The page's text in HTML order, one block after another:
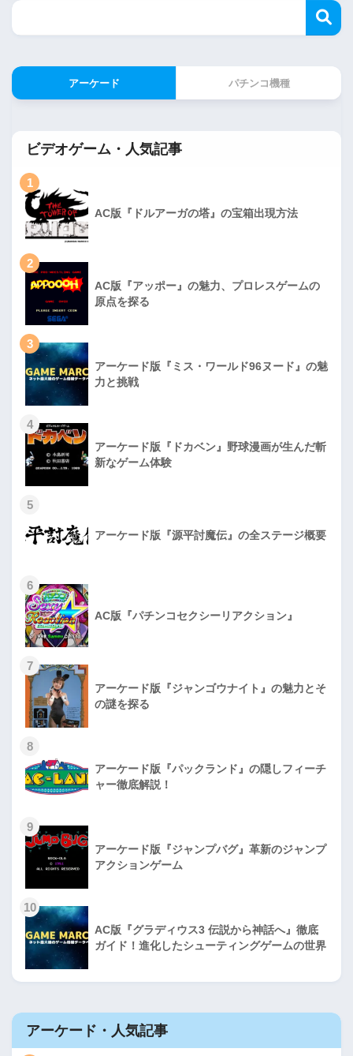
アーケード パチンコ機種
ビデオゲーム・人気記事
1
AC版『ドルアーガの塔』の宝箱出現方法
2
AC版『アッポー』の魅力、プロレスゲームの
原点を探る
3
アーケード版『ミス・ワールド96ヌード』の魅
力と挑戦
4
アーケード版『ドカベン』野球漫画が生んだ斬
新なゲーム体験
5
アーケード版『源平討魔伝』の全ステージ概要
6
AC版『パチンコセクシーリアクション』
7
アーケード版『ジャンゴウナイト』の魅力とそ
の謎を探る
8
アーケード版『パックランド』の隠しフィーチ
ャー徹底解説！
9
アーケード版『ジャンプバグ』革新のジャンプ
アクションゲーム
10
AC版『グラディウス3 伝説から神話へ』徹底
ガイド！進化したシューティングゲームの世界
アーケード・人気記事